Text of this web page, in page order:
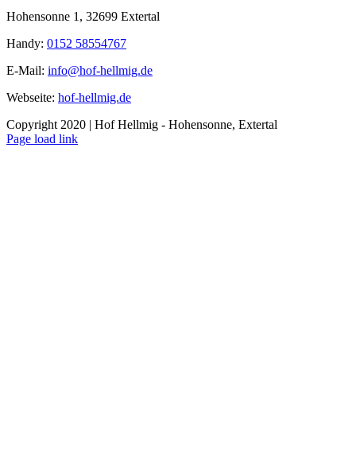
Hohensonne 1, 32699 Extertal
Handy: 0152 58554767
E-Mail: info@hof-hellmig.de
Webseite: hof-hellmig.de
Copyright 2020 | Hof Hellmig - Hohensonne, Extertal
Facebook
Page load link